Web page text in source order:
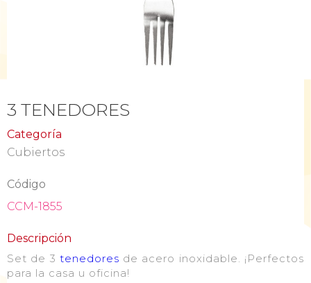
3 TENEDORES
Categoría
Cubiertos
Código
CCM-1855
Descripción
Set de 3 tenedores de acero inoxidable. ¡Perfectos
para la casa u oficina!